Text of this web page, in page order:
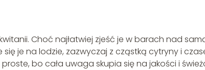
Choć najłatwiej zjeść je w barach nad
je na lodzie, zazwyczaj z cząstką cytryny i
bo cała uwaga skupia się na jakości i